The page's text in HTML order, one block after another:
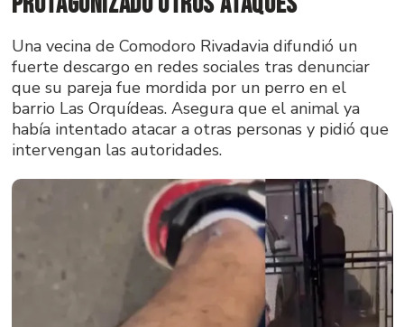
Una vecina de Comodoro Rivadavia difundió un
fuerte descargo en redes sociales tras denunciar
que su pareja fue mordida por un perro en el
barrio Las Orquídeas. Asegura que el animal ya
había intentado atacar a otras personas y pidió que
intervengan las autoridades.